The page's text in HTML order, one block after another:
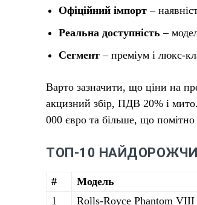
Офіційний імпорт –
Реальна доступність –
Сегмент – преміум і люкс-
Варто зазначити, що ціни на
акцизний збір, ПДВ 20% і
000 євро та більше, що
ТОП-10
# Модель
1
Rolls-Royce Phantom VIII